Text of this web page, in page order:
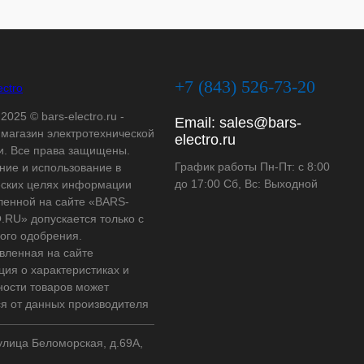
© bars-electro.ru -
электротехнической
Все права защищены.
и использование в
целях информации
на сайте «BARS-
допускается только с
одобрения.
на сайте
о характеристиках и
товаров может
от данных производителя
Беломорская, д.69А,
+7 (843) 526-73-20
Email: sales@bars-
electro.ru
График работы Пн-Пт: с 8:00
до 17:00 Сб, Вс: Выходной